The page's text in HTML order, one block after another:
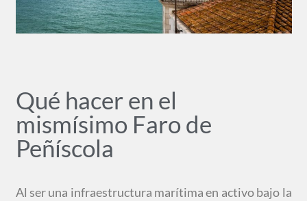
Qué hacer en el
mismísimo Faro de
Peñíscola
Al ser una infraestructura marítima en activo bajo la